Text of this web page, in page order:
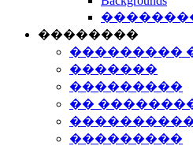
��������
���������
�������
���������
��
���������